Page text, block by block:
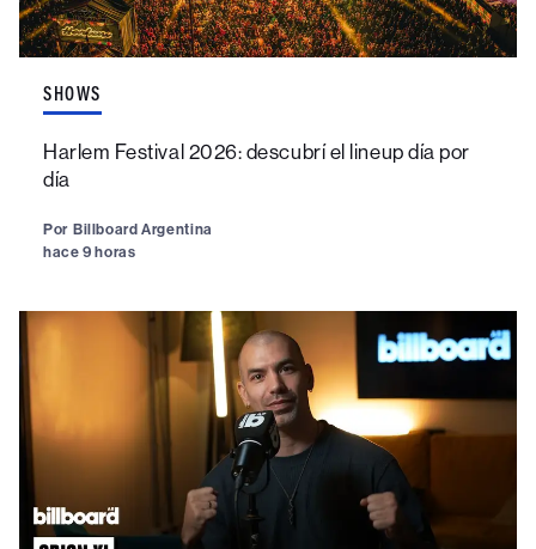
SHOWS
Harlem Festival 2026: descubrí el lineup día por
día
Por Billboard Argentina
hace 9 horas